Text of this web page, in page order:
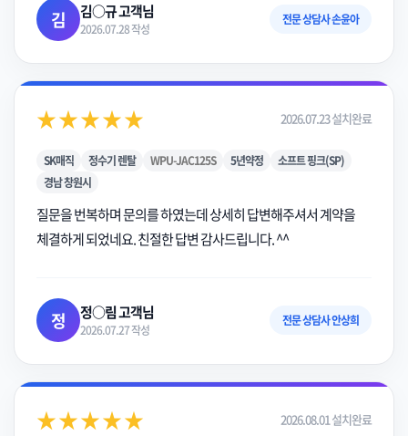
김 김○규 고객님
2026.07.28 작성
전문 상담사 손윤아
★★★★★ 2026.07.23 설치완료
SK매직 정수기 렌탈 WPU-JAC125S 5년약정
소프트 핑크(SP)
경남 창원시
질문을 번복하며 문의를 하였는데 상세히 답변해주셔서 계약을
체결하게 되었네요. 친절한 답변 감사드립니다. ^^
정 정○림 고객님
2026.07.27 작성
전문 상담사 안상희
★★★★★ 2026.08.01 설치완료